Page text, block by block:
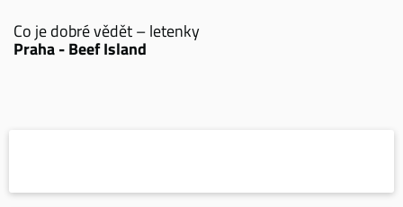
Co je dobré vědět – letenky
Praha - Beef Island